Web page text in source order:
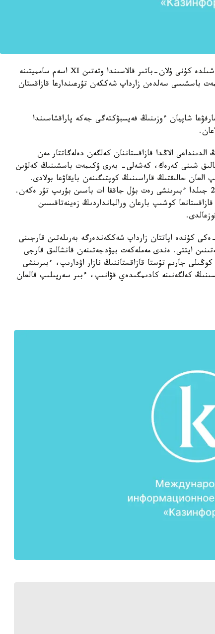
ەستەرىڭىزگە سالساق، ق ر پرەمەر-ءمينيسترى 15 -شىلدە كۇنى ۇلان-باتىر قالاسىندا وتەتىن XI اسەم سامميتىنە
باسشىسى سەلدەن زارداپ شەككەن تۇرعىندارعا قازاقستان
شاپيان ءوزىنىڭ فەيسبۋكتەگى جەكە پاراقشاسىندا
الاڭدا قازاقستاننان كەلگەن دەلەگاتتار مەن
شىنى كەرەك، كەشەلى- بەرى ۇكىمەت باسشىنىڭ كەلۋىن
حالىقتىڭ قاراسىنىڭ كوپتىگىنەن بايقاۋعا بولادى.
ارينە، ولاي بولاتىن ءجونى بار. ۇكىمەت باسشىسى 25 جىلدا ءبىرىنشى رەت بۇل جاققا ات باسىن بۇرىپ تۇر ەكەن.
كوشىپ بارعان ورالمانداردىڭ زەينەتاقىسىن
كۇندە اپاتتان زارداپ شەككەندەرگە بەرىلەتىن قارجىنى
ايتتى. ەندى مەملەكەت بيۋدجەتىنەن قانشالىق قارجى
جارىم تۇستا قازاقستاننىڭ نازار اۋدارىپ، ءبىرىنشى
كەلگەنىنە كادىمگىدەي قۋانىپ، ءبىر سەرپىلىپ قالعان